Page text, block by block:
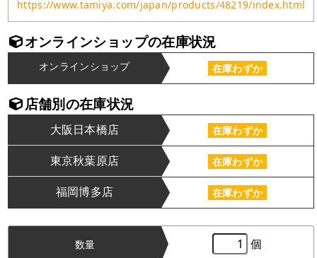
https://www.tamiya.com/japan/products/48219/index.html
オンラインショップの在庫状況
オンラインショップ 在庫わずか
店舗別の在庫状況
大阪日本橋店 在庫わずか
東京秋葉原店 在庫わずか
福岡博多店 在庫わずか
数量 個